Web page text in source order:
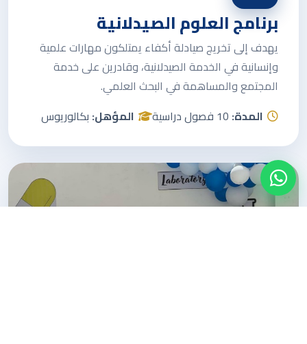
برنامج العلوم الصيدلانية
يهدف إلى تخريج صيادلة أكفاء يمتلكون مهارات علمية
وإنسانية في الخدمة الصيدلانية، وقادرين على خدمة
المجتمع والمساهمة في البحث العلمي.
المدة:10 فصول دراسية المؤهل:بكالوريوس